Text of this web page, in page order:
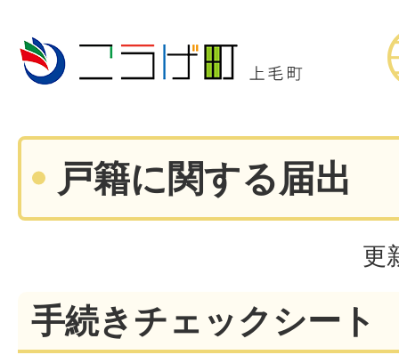
戸籍に関する届出
更
手続きチェックシート